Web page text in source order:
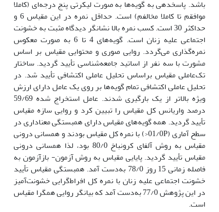
باشد. پاسخدهی به گویه‌ها به صورت لیکرتی پنج درجه‌ای (کاملا
موافقم تا کاملا مخالفم) است. حداقل نمره در این مقیاس 6 و
حداکثر 30 است. کسب نمره بالا نشانگر دیدگاه مثبت به خشونت
اجتماعی علیه زنان است. گویه‌های 4 تا 6 به صورت معکوس
نمره‌گذاری می‌گردد. روایی صوری و محتوایی مقیاس بر اساس
مشورت با سه نفر از اساتید جامعه‌شناسی تأیید گردید. ساختار
تک‌عاملی مقیاس براساس تحلیل عاملی اکتشافی تأیید شد. در
تحلیل عاملی اکتشافی تمام گویه‌ها بر روی یک عامل دارای ارزش
ویژه بالاتر از یک بارگیری شدند. عامل استخراج شده 59/69
درصد واریانس کل مقیاس را تبیین کرد و روایی سازه مقیاس
تأیید گردید. همه گویه‌های مقیاس دارای همبستگی معناداری در
سطح آماری (01/0P<) با نمره کل مقیاس بودند و همسانی درونی
مقیاس به روش آلفای کرونباخ 80/0 بود، لذا همسانی درونی
مقیاس تأیید گردید. پایایی مقیاس به روش آزمون- بازآزمون به
فاصله زمانی 15 روز 78/0 به‌دست آمد. همبستگی مقیاس تأیید
خشونت اجتماعی علیه زنان با نمره کل افراط‌گرایی خشونت‌آمیز
در این پژوهش 77/0 به‌دست آمد که بیانگر روایی همگرا مقیاس
است.